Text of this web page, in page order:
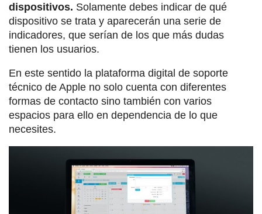
dispositivos. Solamente debes indicar de qué
dispositivo se trata y aparecerán una serie de
indicadores, que serían de los que más dudas
tienen los usuarios.
En este sentido la plataforma digital de soporte
técnico de Apple no solo cuenta con diferentes
formas de contacto sino también con varios
espacios para ello en dependencia de lo que
necesites.